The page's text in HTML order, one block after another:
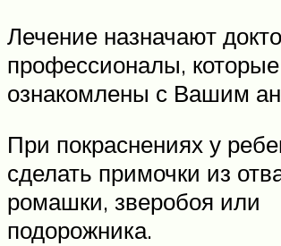
Лечение назначают
профессионалы,
ознакомлены с Вашим
При покраснениях у
сделать примочки из
ромашки, зверобоя или
подорожника.